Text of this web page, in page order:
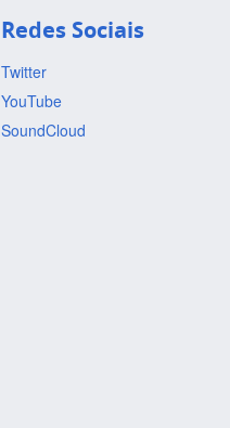
Redes Sociais
Twitter
YouTube
SoundCloud